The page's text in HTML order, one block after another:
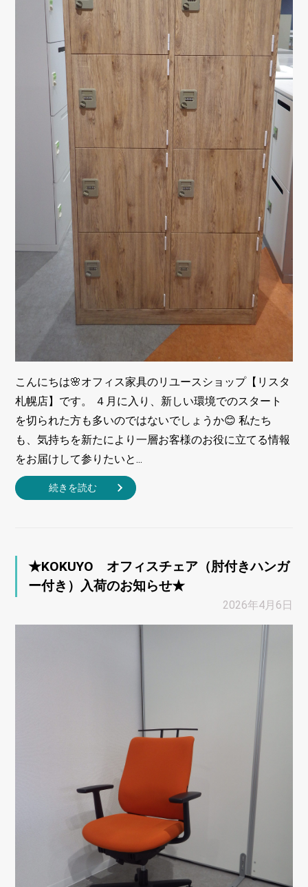
こんにちは🌸オフィス家具のリユースショップ【リスタ
札幌店】です。 ４月に入り、新しい環境でのスタート
を切られた方も多いのではないでしょうか😊 私たち
も、気持ちを新たにより一層お客様のお役に立てる情報
をお届けして参りたいと...
続きを読む
★KOKUYO オフィスチェア（肘付きハンガ
ー付き）入荷のお知らせ★
2026年4月6日